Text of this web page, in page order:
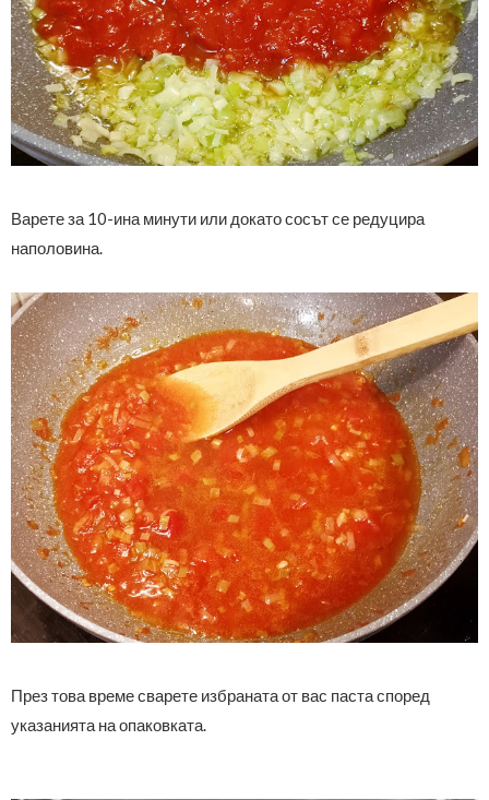
Варете за 10-ина минути или докато сосът се редуцира
наполовина.
През това време сварете избраната от вас паста според
указанията на опаковката.